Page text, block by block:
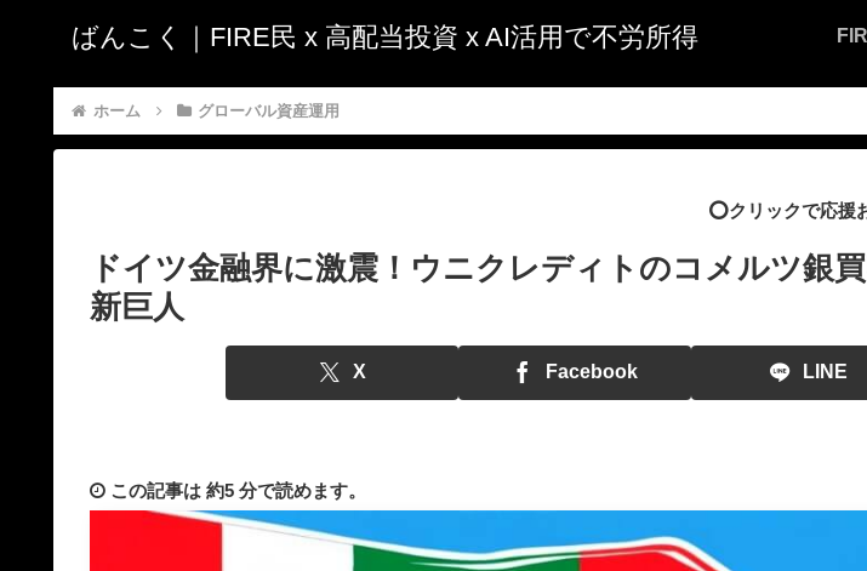
ばんこく｜FIRE民 x 高配当投資 x AI活用で不労所得
ホーム グローバル資産運用
⭕️クリックで応援
ドイツ金融界に激震！ウニクレディトのコメルツ銀
新巨人
X Facebook LINE
この記事は 約5 分で読めます。